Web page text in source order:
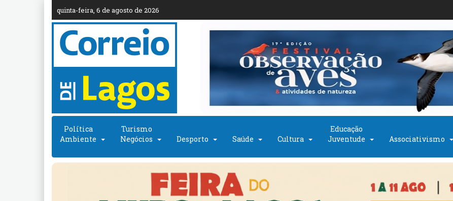
quinta-feira, 6 de agosto de 2026
Política
Ambiente
Turismo
Negócios
Desporto Saúde Cultura
Educação
Juventude
Associativismo